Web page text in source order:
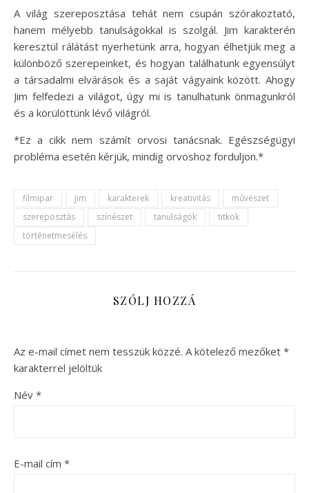
A világ szereposztása tehát nem csupán szórakoztató,
hanem mélyebb tanulságokkal is szolgál. Jim karakterén
keresztül rálátást nyerhetünk arra, hogyan élhetjük meg a
különböző szerepeinket, és hogyan találhatunk egyensúlyt
a társadalmi elvárások és a saját vágyaink között. Ahogy
Jim felfedezi a világot, úgy mi is tanulhatunk önmagunkról
és a körülöttünk lévő világról.
*Ez a cikk nem számít orvosi tanácsnak. Egészségügyi
probléma esetén kérjük, mindig orvoshoz forduljon.*
filmipar Jim karakterek kreativitás
művészet
szereposztás
színészet tanulságok
titkok
történetmesélés
SZÓLJ HOZZÁ
Az e-mail címet nem tesszük közzé. A kötelező mezőket *
karakterrel jelöltük
Név *
E-mail cím *